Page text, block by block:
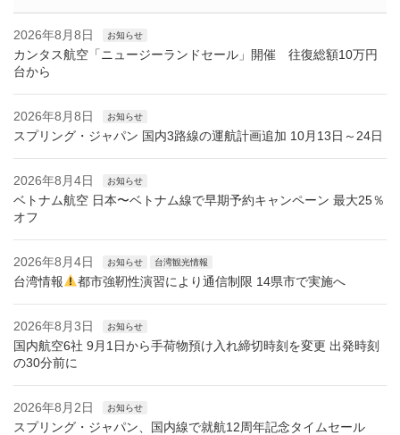
2026年8月8日 お知らせ
カンタス航空「ニュージーランドセール」開催 往復総額10万円
台から
2026年8月8日 お知らせ
スプリング・ジャパン 国内3路線の運航計画追加 10月13日～24日
2026年8月4日 お知らせ
ベトナム航空 日本〜ベトナム線で早期予約キャンペーン 最大25％
オフ
2026年8月4日 お知らせ 台湾観光情報
台湾情報 都市強靭性演習により通信制限 14県市で実施へ
2026年8月3日 お知らせ
国内航空6社 9月1日から手荷物預け入れ締切時刻を変更 出発時刻
の30分前に
2026年8月2日 お知らせ
スプリング・ジャパン、国内線で就航12周年記念タイムセール